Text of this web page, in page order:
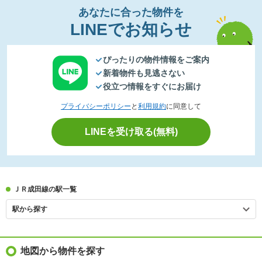
あなたに合った物件を
LINEでお知らせ
ぴったりの物件情報をご案内
新着物件も見逃さない
役立つ情報をすぐにお届け
プライバシーポリシー と 利用規約に同意して
LINEを受け取る(無料)
ＪＲ成田線の駅一覧
駅から探す
地図から物件を探す